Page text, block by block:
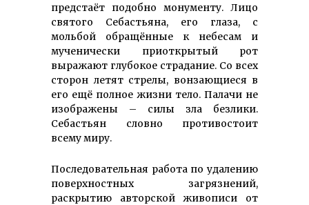
предстаёт подобно монументу. Лицо
святого Себастьяна, его глаза, с
мольбой обращённые к небесам и
мученически приоткрытый рот
выражают глубокое страдание. Со всех
сторон летят стрелы, вонзающиеся в
его ещё полное жизни тело. Палачи не
изображены – силы зла безлики.
Себастьян словно противостоит
всему миру.
Последовательная работа по удалению
поверхностных загрязнений,
раскрытию авторской живописи от